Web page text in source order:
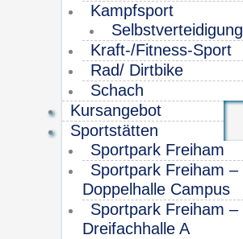
Kampfsport
Selbstverteidigung
Kraft-/Fitness-Sport
Rad/ Dirtbike
Schach
Kursangebot
Sportstätten
Sportpark Freiham
Sportpark Freiham –
Doppelhalle Campus
Sportpark Freiham –
Dreifachhalle A